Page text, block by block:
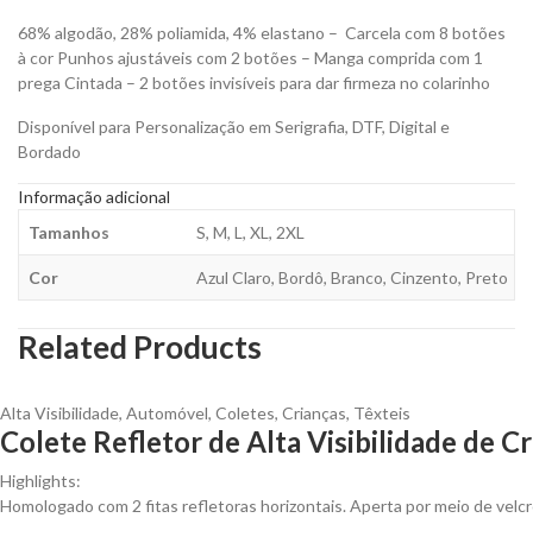
68% algodão, 28% poliamida, 4% elastano – Carcela com 8 botões
à cor Punhos ajustáveis com 2 botões – Manga comprida com 1
prega Cintada – 2 botões invisíveis para dar firmeza no colarinho
Disponível para Personalização em Serigrafia, DTF, Digital e
Bordado
Informação adicional
Tamanhos
S, M, L, XL, 2XL
Cor Azul Claro, Bordô, Branco, Cinzento, Preto
Related Products
Alta Visibilidade, Automóvel, Coletes, Crianças, Têxteis
Colete Refletor de Alta Visibilidade de
Highlights:
Homologado com 2 fitas refletoras horizontais. Aperta por meio de